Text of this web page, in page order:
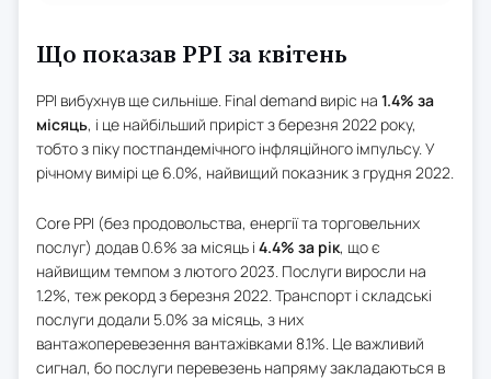
Що показав PPI за квітень
PPI вибухнув ще сильніше. Final demand виріс на 1.4% за
місяць, і це найбільший приріст з березня 2022 року,
тобто з піку постпандемічного інфляційного імпульсу. У
річному вимірі це 6.0%, найвищий показник з грудня 2022.
Core PPI (без продовольства, енергії та торговельних
послуг) додав 0.6% за місяць і 4.4% за рік, що є
найвищим темпом з лютого 2023. Послуги виросли на
1.2%, теж рекорд з березня 2022. Транспорт і складські
послуги додали 5.0% за місяць, з них
вантажоперевезення вантажівками 8.1%. Це важливий
сигнал, бо послуги перевезень напряму закладаються в